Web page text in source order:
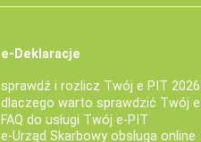
e-Deklaracje
sprawdź i rozlicz Twój e PIT 2026
dlaczego warto sprawdzić Twój
FAQ do usługi Twój e-PIT
e-Urząd Skarbowy obsługa online